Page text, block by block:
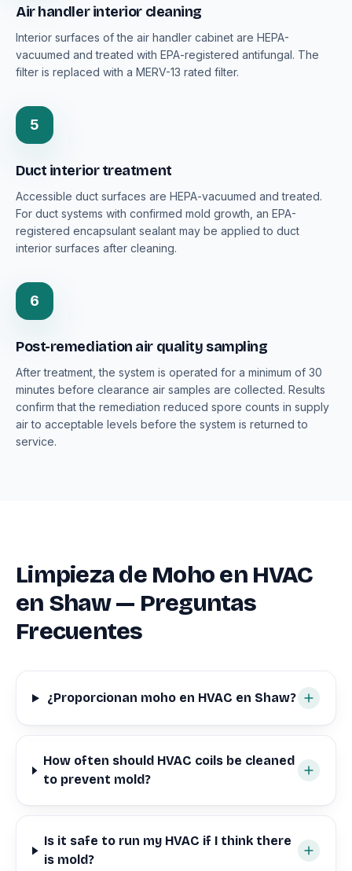
Air handler interior cleaning
Interior surfaces of the air handler cabinet are HEPA-
vacuumed and treated with EPA-registered antifungal. The
filter is replaced with a MERV-13 rated filter.
5
Duct interior treatment
Accessible duct surfaces are HEPA-vacuumed and treated.
For duct systems with confirmed mold growth, an EPA-
registered encapsulant sealant may be applied to duct
interior surfaces after cleaning.
6
Post-remediation air quality sampling
After treatment, the system is operated for a minimum of 30
minutes before clearance air samples are collected. Results
confirm that the remediation reduced spore counts in supply
air to acceptable levels before the system is returned to
service.
Limpieza de Moho en HVAC
en Shaw — Preguntas
Frecuentes
¿Proporcionan moho en HVAC en Shaw?
How often should HVAC coils be cleaned
to prevent mold?
Is it safe to run my HVAC if I think there
is mold?